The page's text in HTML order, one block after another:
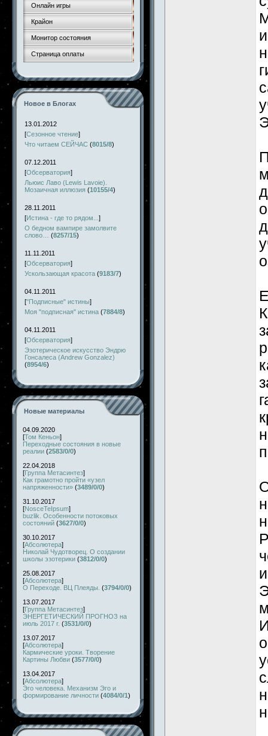
Онлайн игры
Крайон
Монитор состояния
Страница оплаты
Новое в Блогах
13.01.2012
[Сезонное чтение]
Что читаем СЕЙЧАС (8015/8)
07.12.2011
[Обсерватория]
Льюис Лаво (Lewis Lavoie).
Мозаичная иллюзия (10155/4)
28.11.2011
[Истина - где то рядом... ]
О бедном вампире замолвите
слово…
(8257/15)
11.11.2011
[Обсерватория]
Ускользающая красота (9183/7)
04.11.2011
["Подписные" истины]
Моя "подписная" истина (7884/8)
04.11.2011
[Обсерватория]
Эзотерическое искусство Эндрю
Гонсалеса (Andrew Gonzalez)
(8954/6)
Новые материалы
04.09.2020
[Том Кеньон]
Переходные состояния в новые
реалии (2583/0/0)
22.04.2018
[Группа Метасинтез]
Как грамотно пройти «узел
напряженности» (3489/0/0)
31.10.2017
[NosceTeIpsum]
buzlik. Особенности потоковых
состояний (3627/0/0)
30.10.2017
[Абсолютера]
Николай Чудотворец. О создании
школы эзотерики (3812/0/0)
25.08.2017
[Абсолютера]
О Переходе. ВЦ Плеяды. (3794/0/0)
13.07.2017
[Группа Метасинтез]
ЭНЕРГЕТИЧЕСКИЙ ПРОГНОЗ на
июль 2017 г. (3531/0/0)
13.07.2017
[Абсолютера]
Кармические уроки. Творение
Картины Любви (3577/0/0)
13.04.2017
[Абсолютера]
Эго человека. Механизм Эго и
формирование личности (4084/0/1)